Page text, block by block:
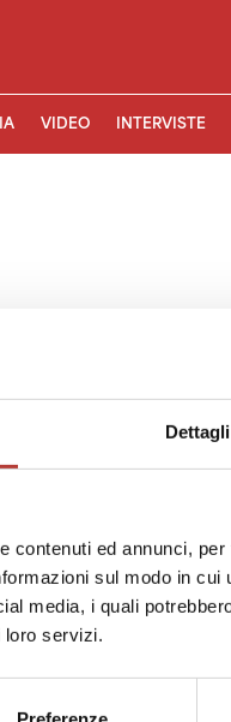
Dettagli
contenuti ed annunci,
sul modo in
media, i quali
loro servizi.
VIDEO INTERVISTE